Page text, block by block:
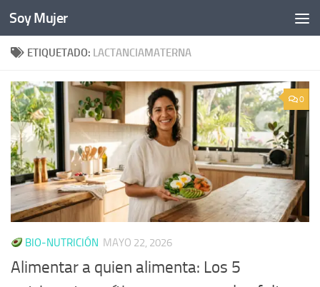
Bajo el contenido
Soy Mujer
ETIQUETADO: LACTANCIAMATERNA
0
BIO-NUTRICIÓN MAYO 22, 2026
Alimentar a quien alimenta: Los 5